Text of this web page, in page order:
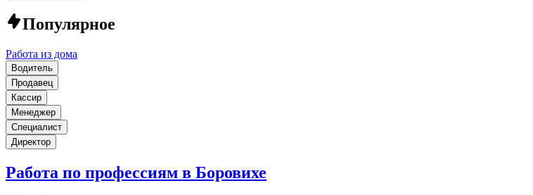
Популярное
Работа из дома
Водитель
Продавец
Кассир
Менеджер
Специалист
Директор
Работа по профессиям в Боровихе